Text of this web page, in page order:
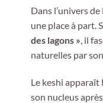
Dans l’univers
une place à part.
des lagons » , il
naturelles par
Le keshi
son nucleus